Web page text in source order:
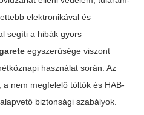
elektronikával és
segíti a hibák gyors
egyszerűsége viszont
használat során. Az
nem megfelelő töltők és HAB-
biztonsági szabályok.